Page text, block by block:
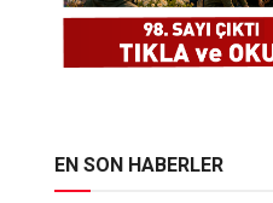
EN SON HABERLER